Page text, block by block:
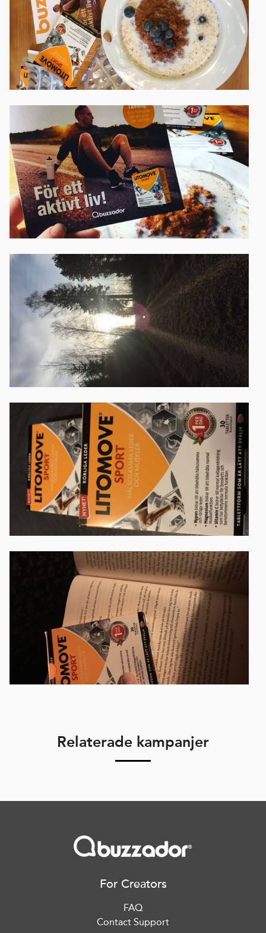
Relaterade kampanjer
For Creators
FAQ
Contact Support